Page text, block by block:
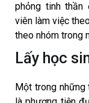
phỏng tinh thần
viên làm việc
theo nhóm trong
Lấy học
Một trong